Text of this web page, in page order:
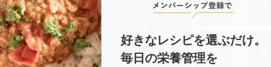
好きなレシピを選ぶだけ。
毎日の栄養管理を